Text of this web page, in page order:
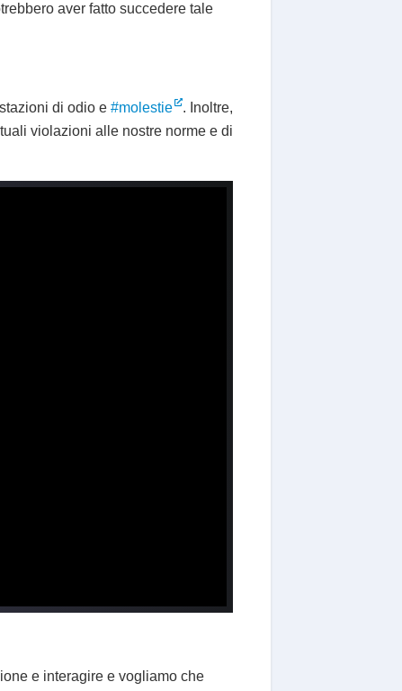
aver fatto succedere tale
di odio e #molestie
. Inoltre,
violazioni alle nostre norme e di
e interagire e vogliamo che